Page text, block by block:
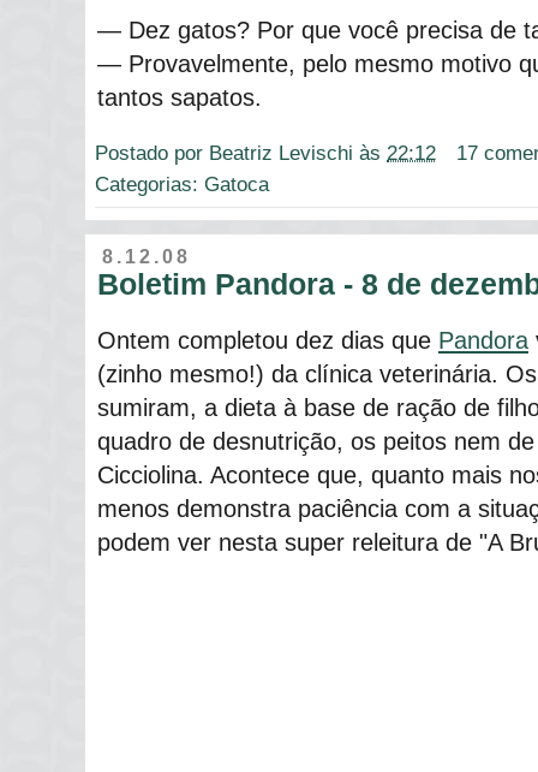
― Dez gatos? Por que você precisa de
― Provavelmente, pelo mesmo motivo
tantos sapatos.
Postado por Beatriz Levischi às 22:12
17
Categorias: Gatoca
8.12.08
Boletim Pandora - 8 de
Ontem completou dez dias que Pandora
(zinho mesmo!) da clínica veterinária.
sumiram, a dieta à base de ração de
quadro de desnutrição, os peitos nem
Cicciolina. Acontece que, quanto mais
menos demonstra paciência com a
podem ver nesta super releitura de "A